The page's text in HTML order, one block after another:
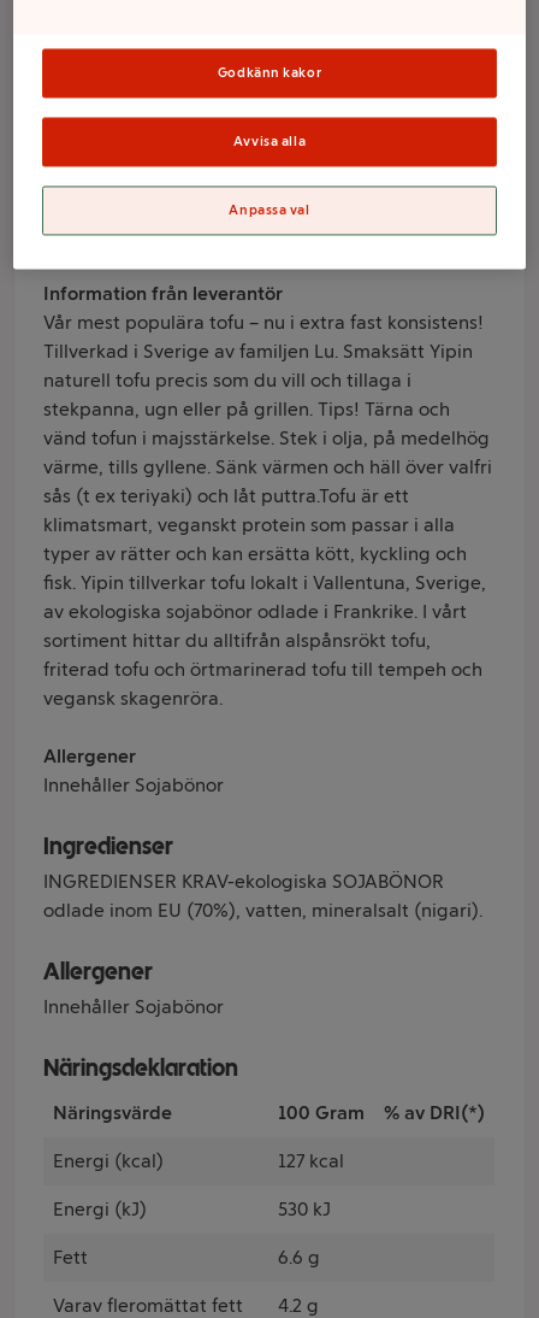
KRAV Yi Pin
Varumärke
Information från leverantör
Vår mest populära tofu – nu i extra fast konsistens!
Tillverkad i Sverige av familjen Lu. Smaksätt Yipin
naturell tofu precis som du vill och tillaga i
stekpanna, ugn eller på grillen. Tips! Tärna och
vänd tofun i majsstärkelse. Stek i olja, på medelhög
värme, tills gyllene. Sänk värmen och häll över valfri
sås (t ex teriyaki) och låt puttra.Tofu är ett
klimatsmart, veganskt protein som passar i alla
typer av rätter och kan ersätta kött, kyckling och
fisk. Yipin tillverkar tofu lokalt i Vallentuna, Sverige,
av ekologiska sojabönor odlade i Frankrike. I vårt
sortiment hittar du alltifrån alspånsrökt tofu,
friterad tofu och örtmarinerad tofu till tempeh och
vegansk skagenröra.
Allergener
Innehåller Sojabönor
Ingredienser
INGREDIENSER KRAV-ekologiska SOJABÖNOR
odlade inom EU (70%), vatten, mineralsalt (nigari).
Allergener
Innehåller Sojabönor
Näringsdeklaration
Näringsvärde 100 Gram % av DRI(*)
Energi (kcal) 127 kcal
Energi (kJ) 530 kJ
Fett 6.6 g
Varav fleromättat fett 4.2 g
Godkänn kakor
Avvisa alla
Anpassa val